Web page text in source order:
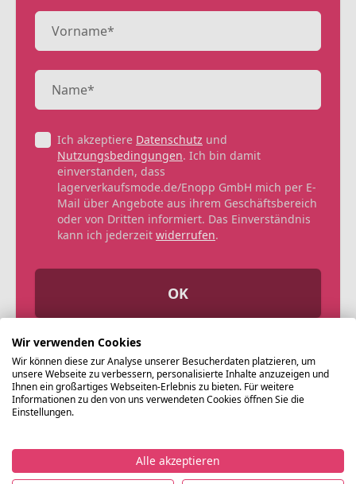
Ich akzeptiere Datenschutz und
Nutzungsbedingungen. Ich bin damit
einverstanden, dass
lagerverkaufsmode.de/Enopp GmbH mich per E-
Mail über Angebote aus ihrem Geschäftsbereich
oder von Dritten informiert. Das Einverständnis
kann ich jederzeit widerrufen.
OK
Wir verwenden Cookies
Wir können diese zur Analyse unserer Besucherdaten platzieren, um
unsere Webseite zu verbessern, personalisierte Inhalte anzuzeigen und
Ihnen ein großartiges Webseiten-Erlebnis zu bieten. Für weitere
Informationen zu den von uns verwendeten Cookies öffnen Sie die
Einstellungen.
Alle akzeptieren